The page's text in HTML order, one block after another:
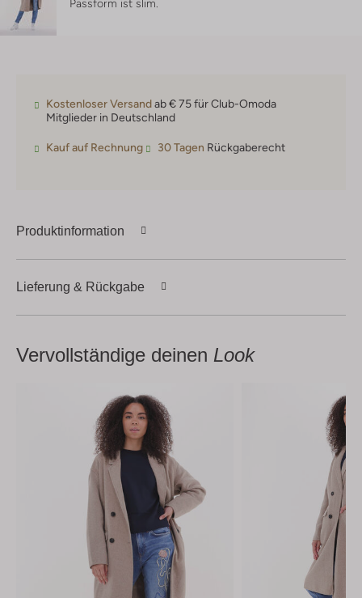
Passform ist slim
Kostenloser Versandab € 75 für Club-Omoda
Mitglieder in Deutschland
Kauf auf Rechnung 30 Tagen Rückgaberecht
Produktinformation
Lieferung & Rückgabe
Vervollständige deinen Look